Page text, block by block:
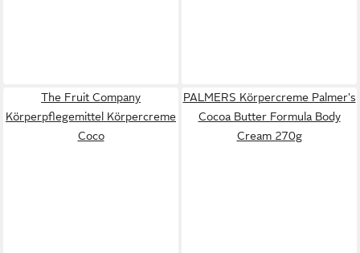
The Fruit Company
Körperpflegemittel Körpercreme
Coco
PALMERS Körpercreme Palmer's
Cocoa Butter Formula Body
Cream 270g